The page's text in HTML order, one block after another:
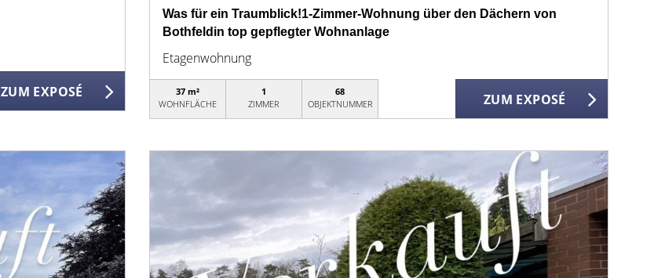
ZUM EXPOSÉ
Was für ein Traumblick!1-Zimmer-Wohnung über den Dächern von
Bothfeldin top gepflegter Wohnanlage
Etagenwohnung
37 m²
WOHNFLÄCHE
1
ZIMMER
68
OBJEKTNUMMER
ZUM EXPOSÉ